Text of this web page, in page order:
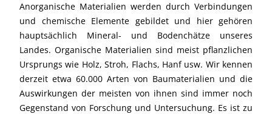
Anorganische Materialien werden durch Verbindungen
und chemische Elemente gebildet und hier gehören
hauptsächlich Mineral- und Bodenchätze unseres
Landes. Organische Materialien sind meist pflanzlichen
Ursprungs wie Holz, Stroh, Flachs, Hanf usw. Wir kennen
derzeit etwa 60.000 Arten von Baumaterialien und die
Auswirkungen der meisten von ihnen sind immer noch
Gegenstand von Forschung und Untersuchung. Es ist zu